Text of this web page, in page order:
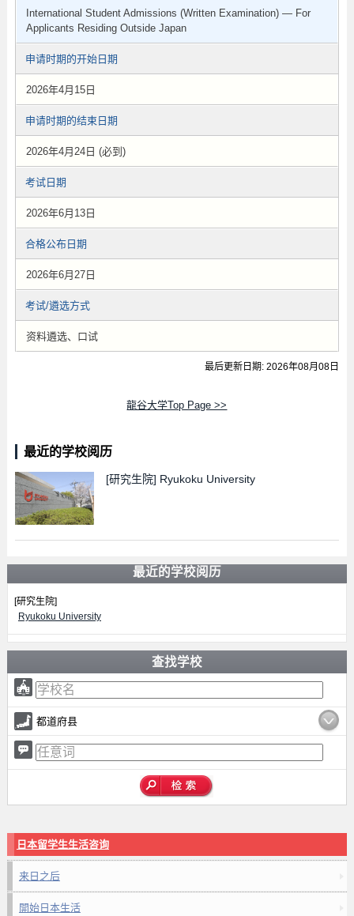
International Student Admissions (Written Examination) — For
Applicants Residing Outside Japan
申请时期的开始日期
2026年4月15日
申请时期的结束日期
2026年4月24日 (必到)
考试日期
2026年6月13日
合格公布日期
2026年6月27日
考试/遴选方式
资料遴选、口试
最后更新日期: 2026年08月08日
龍谷大学Top Page >>
最近的学校阅历
[研究生院] Ryukoku University
最近的学校阅历
[研究生院]
Ryukoku University
查找学校
都道府县
日本留学生生活咨询
来日之后
開始日本生活